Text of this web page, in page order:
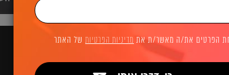
ייעוץ והצעת מחיר
הפרטים את/ה מאשר/ת את מדיניות הפרטיותשל האתר